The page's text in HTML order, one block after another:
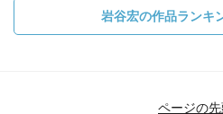
岩谷宏の作品ランキ
ページの